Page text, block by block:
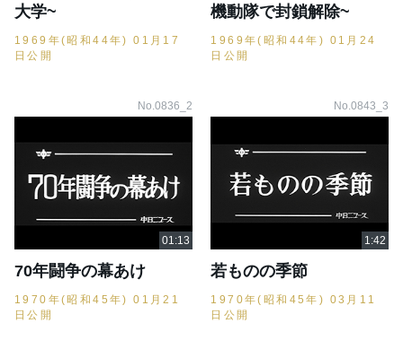
大学~
1969年(昭和44年) 01月17
日公開
機動隊で封鎖解除~
1969年(昭和44年) 01月24
日公開
No.0836_2
70年闘争の幕あけ
1970年(昭和45年) 01月21
日公開
No.0843_3
若ものの季節
1970年(昭和45年) 03月11
日公開